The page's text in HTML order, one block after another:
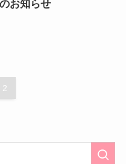
お知らせ
2